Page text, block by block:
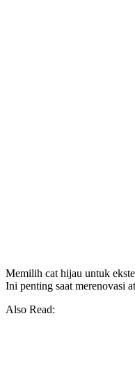
Memilih cat hijau untuk
Ini penting saat merenovasi
Also Read: